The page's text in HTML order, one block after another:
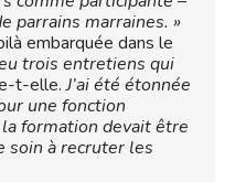
parrains marraines. »
embarquée dans le
eu trois entretiens qui
t-elle.J’ai été étonnée
une fonction
formation devait être
soin à recruter les